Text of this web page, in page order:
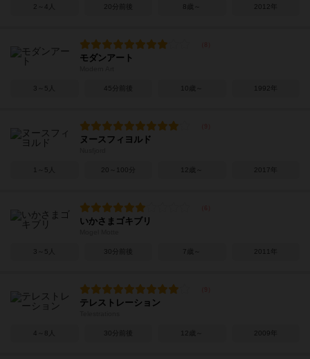
2～4人 20分前後 8歳～ 2012年
モダンアート
3～5人 45分前後 10歳～ 1992年
ヌースフィヨルド
1～5人 20～100分 12歳～ 2017年
いかさまゴキブリ
3～5人 30分前後 7歳～ 2011年
テレストレーション
4～8人 30分前後 12歳～ 2009年